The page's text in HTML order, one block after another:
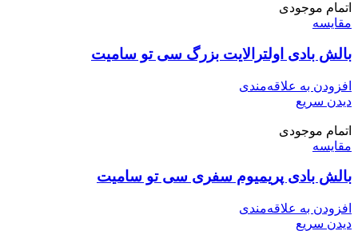
اتمام موجودی
مقایسه
بالش بادی اولترالایت بزرگ سی تو سامیت
افزودن به علاقه‌مندی
دیدن سریع
اتمام موجودی
مقایسه
بالش بادی پریمیوم سفری سی تو سامیت
افزودن به علاقه‌مندی
دیدن سریع